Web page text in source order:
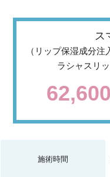
ス
（リップ保湿成分
ラシャスリ
62,600
施術時間